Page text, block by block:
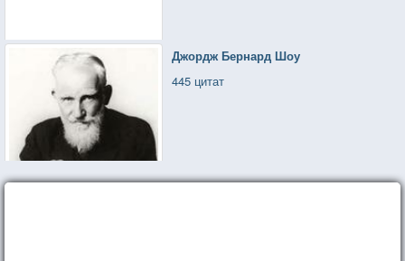
Джордж Бернард Шоу
445 цитат